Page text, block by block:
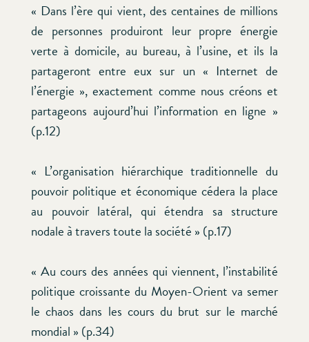
« Dans l’ère qui vient, des centaines de millions
de personnes produiront leur propre énergie
verte à domicile, au bureau, à l’usine, et ils la
partageront entre eux sur un « Internet de
l’énergie », exactement comme nous créons et
partageons aujourd’hui l’information en ligne »
(p.12)
« L’organisation hiérarchique traditionnelle du
pouvoir politique et économique cédera la place
au pouvoir latéral, qui étendra sa structure
nodale à travers toute la société » (p.17)
« Au cours des années qui viennent, l’instabilité
politique croissante du Moyen-Orient va semer
le chaos dans les cours du brut sur le marché
mondial » (p.34)